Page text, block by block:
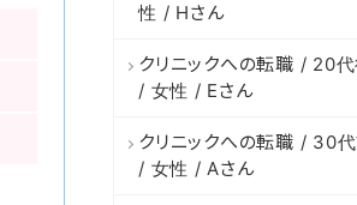
性 / Hさん
クリニックへの転職 / 20
/ 女性 / Eさん
クリニックへの転職 / 30
/ 女性 / Aさん